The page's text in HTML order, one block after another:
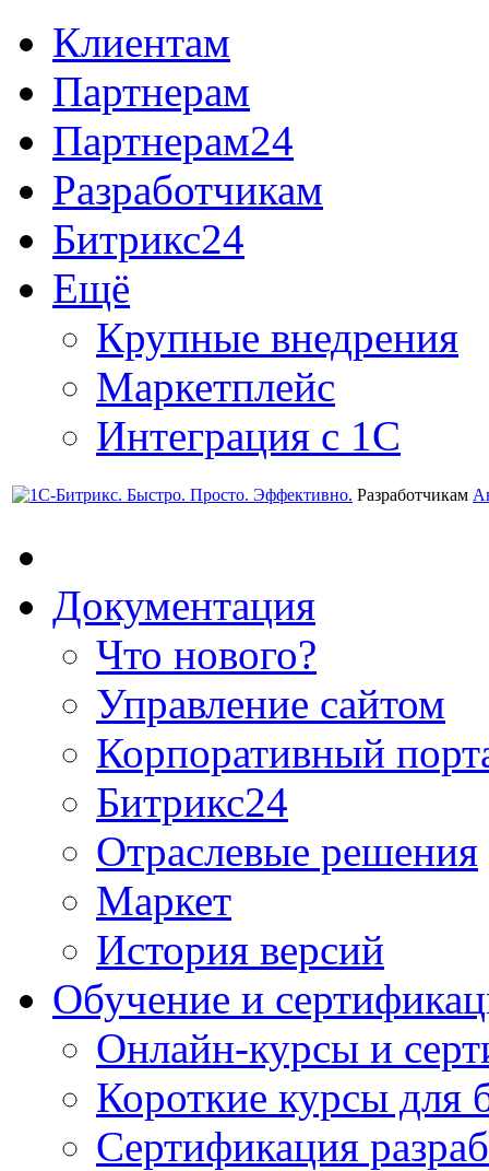
Клиентам
Партнерам
Партнерам24
Разработчикам
Битрикс24
Ещё
Крупные внедрения
Маркетплейс
Интеграция с 1С
Разработчикам
Документация
Что нового?
Управление сайтом
Корпоративный
Битрикс24
Отраслевые решения
Маркет
История версий
Обучение и
Онлайн-курсы и
Короткие курсы для
Сертификация